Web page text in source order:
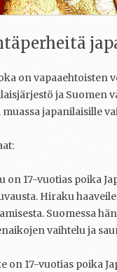
on vapaaehtoisten
ja Suomen
muassa japanilaisille
on 17-vuotias poika
Hiraku
Suomessa
vaihtelu ja
on 17-vuotias poika